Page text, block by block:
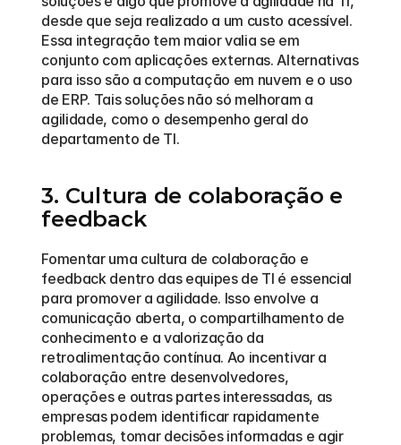
desde que seja realizado a um custo acessível.
Essa integração tem maior valia se em
conjunto com aplicações externas. Alternativas
para isso são a computação em nuvem e o uso
de ERP. Tais soluções não só melhoram a
agilidade, como o desempenho geral do
departamento de TI.
3. Cultura de colaboração e
feedback
Fomentar uma cultura de colaboração e
feedback dentro das equipes de TI é essencial
para promover a agilidade. Isso envolve a
comunicação aberta, o compartilhamento de
conhecimento e a valorização da
retroalimentação contínua. Ao incentivar a
colaboração entre desenvolvedores,
operações e outras partes interessadas, as
empresas podem identificar rapidamente
problemas, tomar decisões informadas e agir